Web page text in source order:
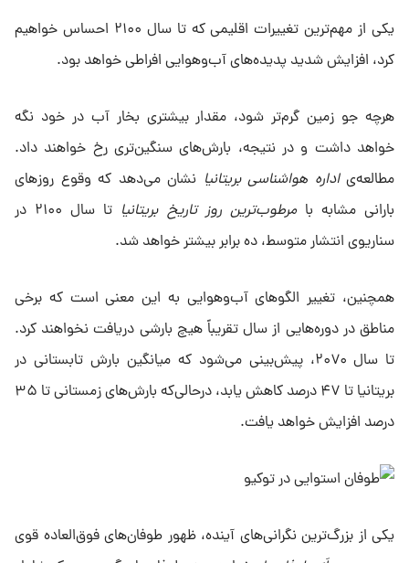
یکی از مهم‌ترین تغییرات اقلیمی که تا سال ۲۱۰۰ احساس خواهیم
کرد، افزایش شدید پدیده‌های آب‌وهوایی افراطی خواهد بود.
هرچه جو زمین گرم‌تر شود، مقدار بیشتری بخار آب در خود نگه
خواهد داشت و در نتیجه، بارش‌های سنگین‌تری رخ خواهند داد.
مطالعه‌یاداره‌ هواشناسی بریتانیا نشان می‌دهد که وقوع روزهای
بارانی مشابه بامرطوب‌ترین روز تاریخ بریتانیا
تا سال ۲۱۰۰ در
سناریوی انتشار متوسط، ده برابر بیشتر خواهد شد.
همچنین، تغییر الگوهای آب‌وهوایی به این معنی است که برخی
مناطق در دوره‌هایی از سال تقریباً هیچ بارشی دریافت نخواهند کرد.
تا سال ۲۰۷۰، پیش‌بینی می‌شود که میانگین بارش تابستانی در
بریتانیا تا ۴۷ درصد کاهش یابد، درحالی‌که بارش‌های زمستانی تا ۳۵
درصد افزایش خواهد یافت.
یکی از بزرگ‌ترین نگرانی‌های آینده، ظهور طوفان‌های فوق‌العاده قوی